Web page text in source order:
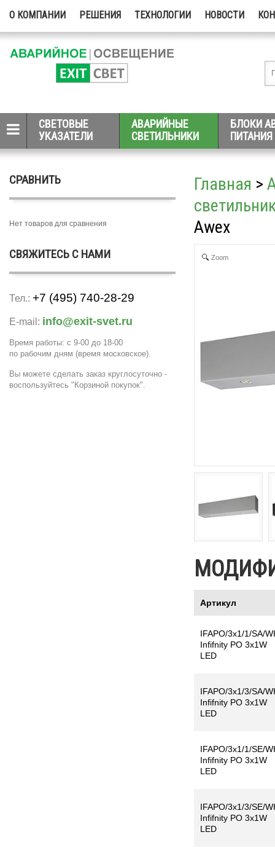
О КОМПАНИИ РЕШЕНИЯ ТЕХНОЛОГИИ НОВОСТИ
СВЕТОВЫЕ
УКАЗАТЕЛИ
АВАРИЙНЫЕ
СВЕТИЛЬНИКИ
БЛОКИ
ПИТАНИЯ
СРАВНИТЬ
Нет товаров для сравнения
СВЯЖИТЕСЬ С НАМИ
Тел.: +7 (495) 740-28-29
E-mail: info@exit-svet.ru
Время работы: с 9-00 до 18-00
по рабочим дням (время московское).
Вы можете сделать заказ круглосуточно -
воспользуйтесь "Корзиной покупок".
Главная >
Awex
Zoom
Артикул
IFAPO/3x1/1/SA/
Infifnity PO 3x1W
LED
IFAPO/3x1/3/SA/
Infifnity PO 3x1W
LED
IFAPO/3x1/1/SE/
Infifnity PO 3x1W
LED
IFAPO/3x1/3/SE/
Infifnity PO 3x1W
LED